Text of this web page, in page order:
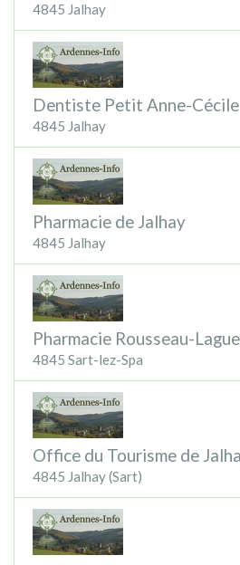
4845 Jalhay
Dentiste Petit Anne-Cécile
4845 Jalhay
Pharmacie de Jalhay
4845 Jalhay
Pharmacie Rousseau-
4845 Sart-lez-Spa
Office du Tourisme de
4845 Jalhay (Sart)